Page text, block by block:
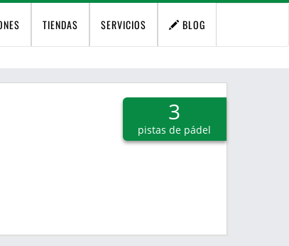
TIENDAS SERVICIOS BLOG
3
pistas de pádel